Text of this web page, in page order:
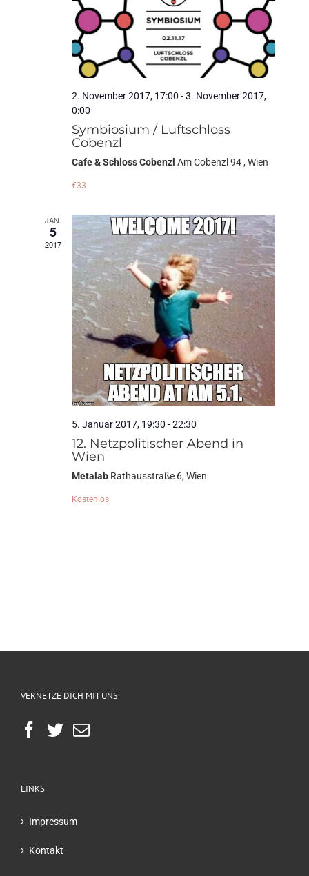
2. November 2017, 17:00 -3. November 2017,
0:00
Symbiosium / Luftschloss
Cobenzl
Cafe & Schloss Cobenzl Am Cobenzl 94 , Wien
€33
JAN.
5
2017
5. Januar 2017, 19:30 -22:30
12. Netzpolitischer Abend in
Wien
Metalab Rathausstraße 6, Wien
Kostenlos
VERNETZE DICH MIT UNS
LINKS
Impressum
Kontakt